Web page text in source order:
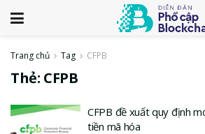
Trang chủ Tag CFPB
Thẻ: CFPB
CFPB đề xuất quy định
tiền mã hóa